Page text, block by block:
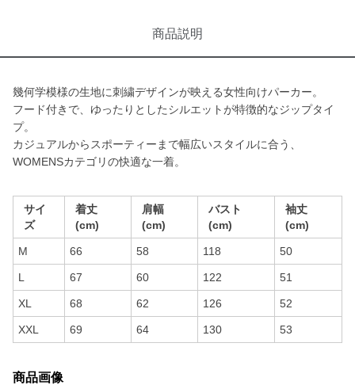
商品説明
幾何学模様の生地に刺繍デザインが映える女性向けパーカー。
フード付きで、ゆったりとしたシルエットが特徴的なジップタイ
プ。
カジュアルからスポーティーまで幅広いスタイルに合う、
WOMENSカテゴリの快適な一着。
サイ
ズ
着丈
(cm)
肩幅
(cm)
バスト
(cm)
袖丈
(cm)
M 66 58 118 50
L 67 60 122 51
XL 68 62 126 52
XXL 69 64 130 53
商品画像